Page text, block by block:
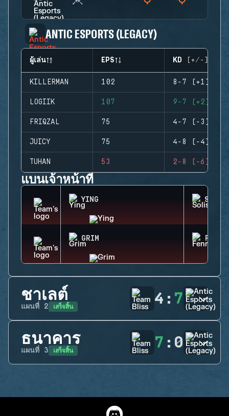
ANTIC ESPORTS (LEGACY)
ผู้เล่น EPS KD (+/-)
KILLERMAN 102 8-7 (+1)
LOGIIK 107 9-7 (+2)
FRIQZAL 75 4-7 (-3)
JUICY 75 4-8 (-4)
TUHAN 53 2-8 (-6)
แบนเจ้าหน้าที่
YING SOLIS
GRIM
ชาเลต์
แผนที่ 2 เสร็จสิ้น 4 : 7
ธนาคาร
แผนที่ 3 เสร็จสิ้น 7 : 0